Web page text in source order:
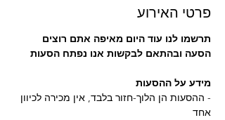
פרטי האירוע
תרשמו לנו עוד היום מאיפה אתם רוצים
הסעה ובהתאם לבקשות אנו נפתח הסעות
מידע על ההסעות
- ההסעות הן הלוך-חזור בלבד, אין מכירה לכיוון
אחד